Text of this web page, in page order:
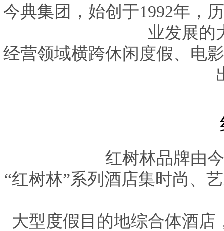
今典集团，始创于1992年，
业发展的
经营领域横跨休闲度假、电
红树林品牌由
“红树林”系列酒店集时尚、
大型度假目的地综合体酒